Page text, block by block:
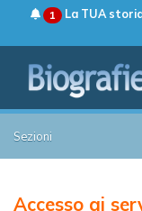
1 La TUA
Sezioni
Accesso ai